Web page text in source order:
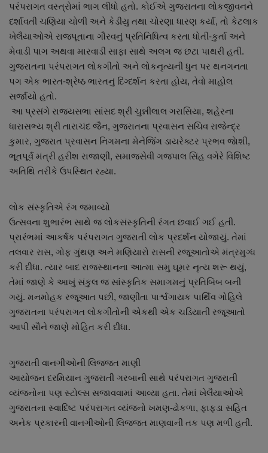
પરંપરાગત વસ્ત્રોમાં ભાગ લીધો હતો. કોઈએ ગુજરાતના લોકજીવનને
દર્શાવતી ચણિયા ચોળી અને કેડીયુ તથા ચોરણા ધારણ કર્યા, તો કેટલાક
ખેલૈયાઓએ રાજપૂતાના ગૌરવનું પ્રતિનિધિત્વ કરતા ધોતી-કુર્તા અને
મેવાડી પાગ અથવા મારવાડી સાફા સાથે અલગ જ છટા પાથરી હતી.
ગુજરાતના પરંપરાગત લોકગીતો અને લોકનૃત્યની ધુન પર થનગનતા
પગ એક ભારત-શ્રેષ્ઠ ભારતનું દિગ્દર્શન કરતા હોય, તેવો માહોલ
સર્જાયો હતો.
આ પ્રસંગે રાજ્યસભા સાંસદ શ્રી ચુન્નીલાલ ગરાસિયા, શહેરના
ધારાસભ્ય શ્રી તારાચંદ જૈન, ગુજરાતના પ્રવાસન સચિવ રાજેન્દ્ર
કુમાર, ગુજરાત પ્રવાસન નિગમના મેનેજિંગ ડાયરેક્ટર પ્રભવ જાેશી,
ભૂતપૂર્વ મંત્રી હરીશ રાજાણી, સમાજસેવી ગજપાલ સિંહ વગેરે વિશિષ્ટ
અતિથિ તરીકે ઉપસ્થિત રહ્યા.
લોક સંસ્કૃતિએ રંગ જમાવ્યો
ઉત્સવના શુભારંભ સાથે જ લોકસંસ્કૃતિની રંગત છવાઈ ગઈ હતી.
પ્રારંભમાં આકર્ષક પરંપરાગત ગુજરાતી લોક પ્રદર્શન યોજાયું. તેમાં
તલવાર રાસ, ગોફ ગુંથણ અને મણિયારો રાસની રજૂઆતોએ મંત્રમુગ્ધ
કરી દીધા. ત્યાર બાદ રાજસ્થાનના આત્મા સમુ ઘૂમર નૃત્ય શરૂ થયું,
તેમાં જાણે કે આખું સંકુલ જ સાંસ્કૃતિક સમાગમનું પ્રતિબિંબ બની
ગયું. મનમોહક રજૂઆત પછી, જાણીતા પાર્શ્વગાયક પાર્થિવ ગોહિલે
ગુજરાતના પરંપરાગત લોકગીતોની એકથી એક ચડિયાતી રજૂઆતો
આપી સૌને જાણે મોહિત કરી દીધા.
ગુજરાતી વાનગીઓની લિજ્જત માણી
આયોજન દરમિયાન ગુજરાતી ગરબાની સાથે પરંપરાગત ગુજરાતી
વ્યંજનોના પણ સ્ટોલ્સ સજાવવામાં આવ્યા હતા. તેમાં ખેલૈયાઓએ
ગુજરાતના સ્વાદિષ્ટ પરંપરાગત વ્યંજનો ખમણ-ઢોકળા, ફાફડા સહિત
અનેક પ્રકારની વાનગીઓની લિજ્જત માણવાની તક પણ મળી હતી.